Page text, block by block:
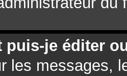
puis-je éditer
les messages,